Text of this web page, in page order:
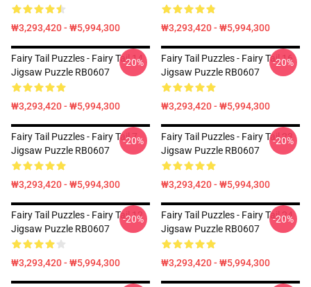
₩3,293,420 - ₩5,994,300 ₩3,293,420 - ₩5,994,300
Fairy Tail Puzzles - Fairy Tail 14
Jigsaw Puzzle RB0607
₩3,293,420 - ₩5,994,300
-20%
Fairy Tail Puzzles - Fairy Tail 16
Jigsaw Puzzle RB0607
₩3,293,420 - ₩5,994,300
-20%
Fairy Tail Puzzles - Fairy Tail 7
Jigsaw Puzzle RB0607
₩3,293,420 - ₩5,994,300
-20%
Fairy Tail Puzzles - Fairy Tail 23
Jigsaw Puzzle RB0607
₩3,293,420 - ₩5,994,300
-20%
Fairy Tail Puzzles - Fairy Tail 12
Jigsaw Puzzle RB0607
₩3,293,420 - ₩5,994,300
-20%
Fairy Tail Puzzles - Fairy Tail 24
Jigsaw Puzzle RB0607
₩3,293,420 - ₩5,994,300
-20%